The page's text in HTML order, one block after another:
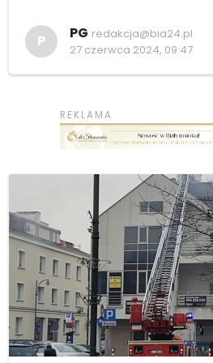
P PG redakcja@bia24.pl
27 czerwca 2024, 09:47